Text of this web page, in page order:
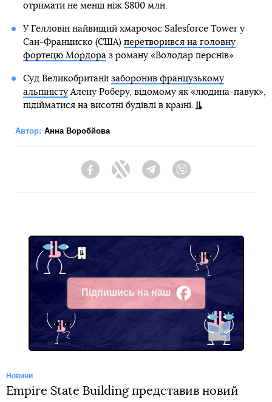
отримати не менш ніж $800 млн.
У Гелловін найвищий хмарочос Salesforce Tower у
Сан-Франциско (США) перетворився на головну
фортецю Мордора з роману «Володар перснів».
Суд Великобританії заборонив французькому
альпіністуАлену Роберу, відомому як «людина-павук»,
підійматися на висотні будівлі в країні.
Автор: Анна Воробйова
FacebookTwitter Telegram
Підпишись на наш
Facebook
Новини
Empire State Building представив новий